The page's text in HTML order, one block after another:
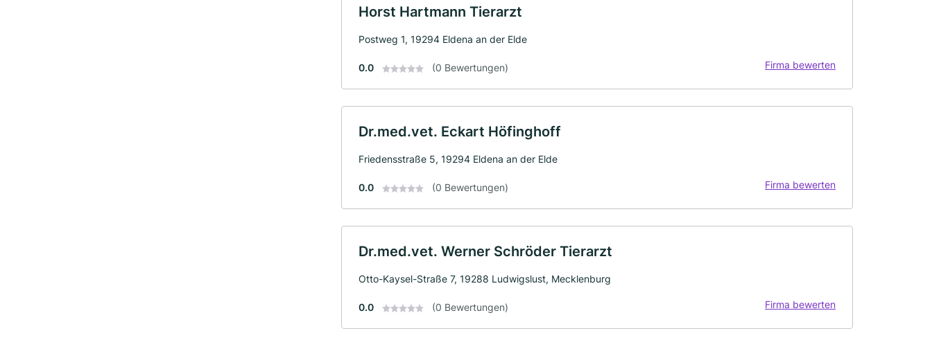
Horst Hartmann Tierarzt
Postweg 1, 19294 Eldena an der Elde
0.0 (0 Bewertungen) Firma bewerten
Dr.med.vet. Eckart Höfinghoff
Friedensstraße 5, 19294 Eldena an der Elde
0.0 (0 Bewertungen) Firma bewerten
Dr.med.vet. Werner Schröder Tierarzt
Otto-Kaysel-Straße 7, 19288 Ludwigslust, Mecklenburg
0.0 (0 Bewertungen) Firma bewerten